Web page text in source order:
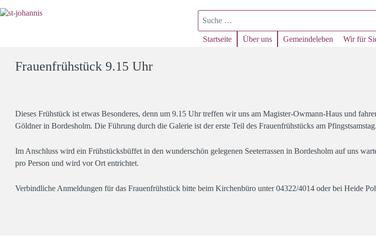
Suchen
Startseite Über uns Gemeindeleben Wir für
Frauenfrühstück 9.15 Uhr
Dieses Frühstück ist etwas Besonderes, denn um 9.15 Uhr treffen wir uns am Magister-Owmann-Haus und
Göldner in Bordesholm. Die Führung durch die Galerie ist der erste Teil des Frauenfrühstücks am Pfingstsamstag.
Im Anschluss wird ein Frühstücksbüffet in den wunderschön gelegenen Seeterrassen in Bordesholm auf uns
pro Person und wird vor Ort entrichtet.
Verbindliche Anmeldungen für das Frauenfrühstück bitte beim Kirchenbüro unter 04322/4014 oder bei Heide